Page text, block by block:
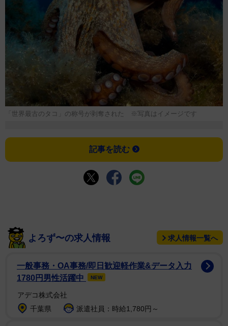
「世界最古のタコ」の称号が剥奪された ※写真はイメージです
記事を読む
よろず〜の求人情報 求人情報一覧へ
一般事務・OA事務/即日歓迎軽作業&データ入力
1780円男性活躍中
NEW
アデコ株式会社
千葉県
派遣社員：時給1,780円～